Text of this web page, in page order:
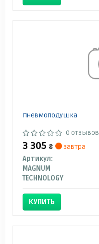
Пневмоподушка
0 отзывов
3 305 ₴
завтра
Артикул:
MAGNUM
TECHNOLOGY
КУПИТЬ